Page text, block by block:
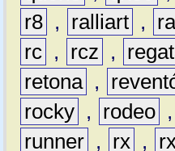
r8 , ralliart ,
rc , rcz ,
retona ,
rocky , rodeo ,
runner , rx ,